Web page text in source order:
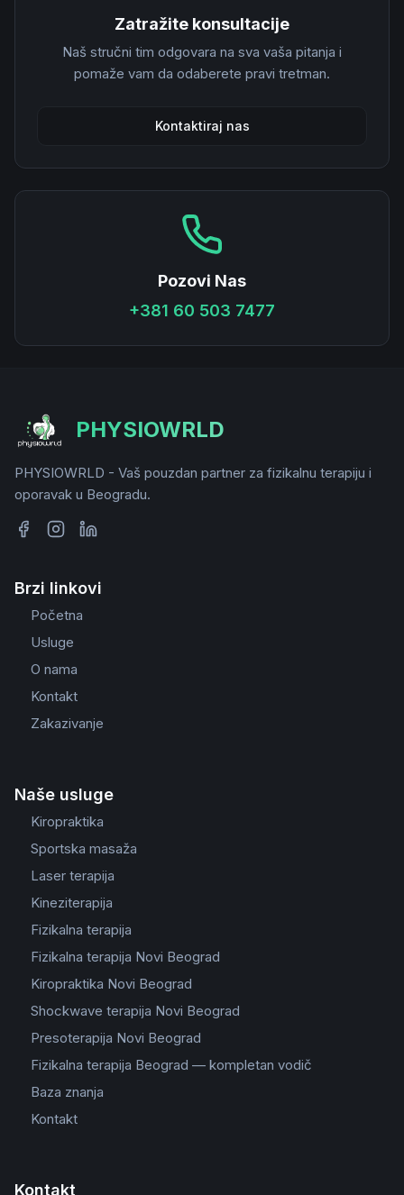
Zatražite konsultacije
Naš stručni tim odgovara na sva vaša pitanja i
pomaže vam da odaberete pravi tretman.
Kontaktiraj nas
Pozovi Nas
+381 60 503 7477
PHYSIOWRLD
PHYSIOWRLD - Vaš pouzdan partner za fizikalnu terapiju i
oporavak u Beogradu.
Brzi linkovi
Početna
Usluge
O nama
Kontakt
Zakazivanje
Naše usluge
Kiropraktika
Sportska masaža
Laser terapija
Kineziterapija
Fizikalna terapija
Fizikalna terapija Novi Beograd
Kiropraktika Novi Beograd
Shockwave terapija Novi Beograd
Presoterapija Novi Beograd
Fizikalna terapija Beograd — kompletan vodič
Baza znanja
Kontakt
Kontakt